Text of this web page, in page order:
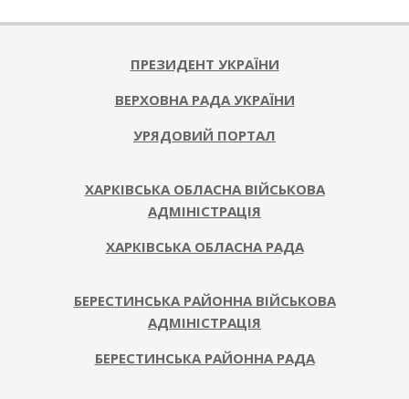
07-
ПРЕЗИДЕНТ УКРАЇНИ
ВЕРХОВНА РАДА УКРАЇНИ
УРЯДОВИЙ ПОРТАЛ
ХАРКІВСЬКА ОБЛАСНА ВІЙСЬКОВА
АДМІНІСТРАЦІЯ
ХАРКІВСЬКА ОБЛАСНА РАДА
БЕРЕСТИНСЬКА РАЙОННА ВІЙСЬКОВА
АДМІНІСТРАЦІЯ
БЕРЕСТИНСЬКА РАЙОННА РАДА